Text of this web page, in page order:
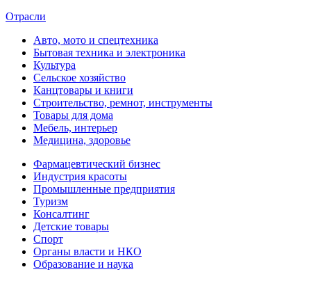
Отрасли
Авто, мото и спецтехника
Бытовая техника и электроника
Культура
Сельское хозяйство
Канцтовары и книги
Строительство, ремнот, инструменты
Товары для дома
Мебель, интерьер
Медицина, здоровье
Фармацевтический бизнес
Индустрия красоты
Промышленные предприятия
Туризм
Консалтинг
Детские товары
Спорт
Органы власти и НКО
Образование и наука